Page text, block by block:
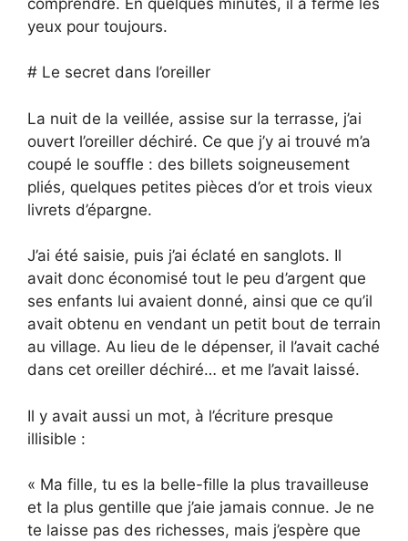
yeux pour toujours.
# Le secret dans l’oreiller
La nuit de la veillée, assise sur la terrasse, j’ai
ouvert l’oreiller déchiré. Ce que j’y ai trouvé m’a
coupé le souffle : des billets soigneusement
pliés, quelques petites pièces d’or et trois vieux
livrets d’épargne.
J’ai été saisie, puis j’ai éclaté en sanglots. Il
avait donc économisé tout le peu d’argent que
ses enfants lui avaient donné, ainsi que ce qu’il
avait obtenu en vendant un petit bout de terrain
au village. Au lieu de le dépenser, il l’avait caché
dans cet oreiller déchiré… et me l’avait laissé.
Il y avait aussi un mot, à l’écriture presque
illisible :
« Ma fille, tu es la belle-fille la plus travailleuse
et la plus gentille que j’aie jamais connue. Je ne
te laisse pas des richesses, mais j’espère que